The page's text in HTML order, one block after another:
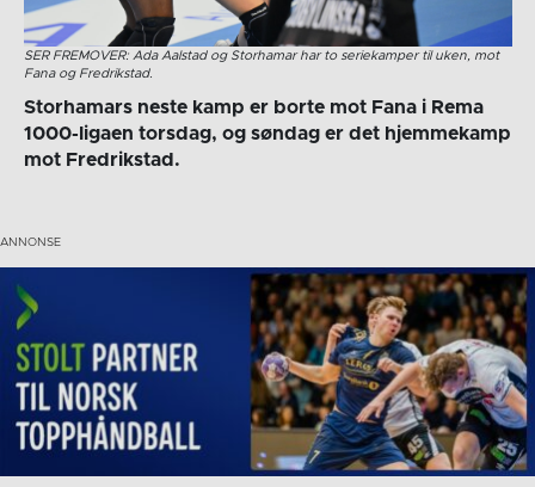
SER FREMOVER: Ada Aalstad og Storhamar har to seriekamper til uken, mot
Fana og Fredrikstad.
Storhamars neste kamp er borte mot Fana i Rema
1000-ligaen torsdag, og søndag er det hjemmekamp
mot Fredrikstad.